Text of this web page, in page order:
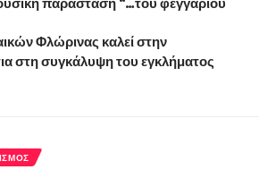
Φλώρινας καλεί στην
στη συγκάλυψη του εγκλήματος